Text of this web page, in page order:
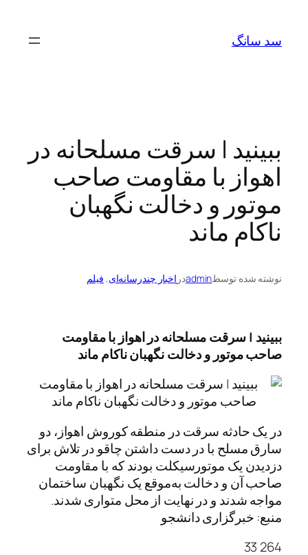
محتواسد سانگ
ببینید | سرقت مسلحانه در
اهواز با مقاومت صاحب
موتور و دخالت نگهبان
ناکام ماند
نوشته شده توسطadminدر اخبار چندرسانه‌ای, فیلم
ببینید | سرقت مسلحانه در اهواز با مقاومت
صاحب موتور و دخالت نگهبان ناکام ماند
در یک حادثه سرقت در منطقه کوروش اهواز، دو
سارق مسلح با در دست داشتن چاقو در تلاش برای
دزدیدن یک موتورسیکلت بودند که با مقاومت
صاحب آن و دخالت به‌موقع یک نگهبان ساختمان
مواجه شدند و در نهایت از محل متواری شدند.
منبع: خبرگزاری دانشجو
264 33